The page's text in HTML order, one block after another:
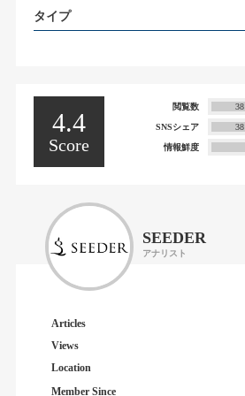
タイプ
4.4
Score
閲覧数 38
SNSシェア 38
情報鮮度
SEEDER
アナリスト
Articles
Views
Location
Member Since